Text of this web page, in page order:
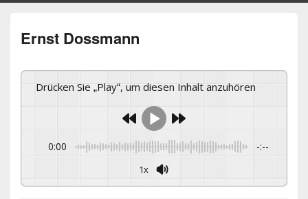
Ernst Dossmann
Drücken Sie „Play“, um diesen Inhalt anzuhören
0:00 -:--
1x